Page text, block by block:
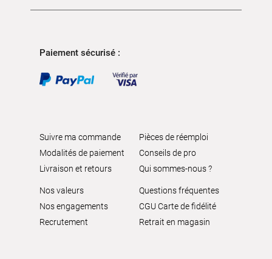
Paiement sécurisé :
Suivre ma commande
Modalités de paiement
Livraison et retours
Pièces de réemploi
Conseils de pro
Qui sommes-nous ?
Nos valeurs
Nos engagements
Recrutement
Questions fréquentes
CGU Carte de fidélité
Retrait en magasin